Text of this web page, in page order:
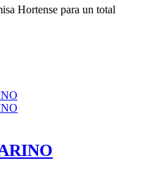
Hortense para un total